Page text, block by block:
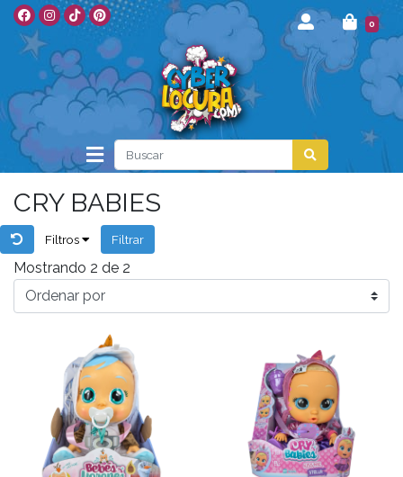
0
CRY BABIES
Filtros Filtrar
Mostrando 2 de 2